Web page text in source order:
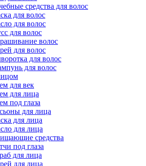
средства для волос
для волос
для волос
для волос
волос
для волос
для волос
для волос
для век
для лица
под глаза
для лица
для лица
для лица
средства
под глаза
для лица
для лица